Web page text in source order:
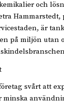
och
Hammarstedt,
är
på miljön utan
svårt att
minska